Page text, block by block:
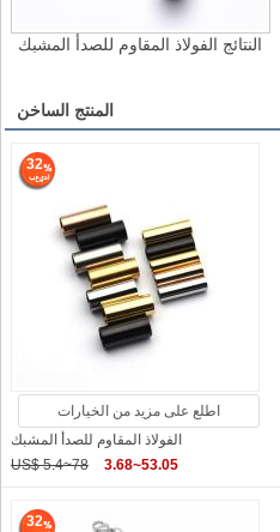
النتائج الفولاذ المقاوم للصدأ المشبك
المنتج الساخن
32
اطلع على مزيد من الخيارات
الفولاذ المقاوم للصدأ المشبك
US$ 5.4~78
3.68~53.05
32